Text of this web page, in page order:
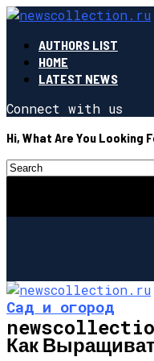
AUTHORS LIST
HOME
LATEST NEWS
Connect with us
Hi, What Are You Looking
Сад и огород
Как